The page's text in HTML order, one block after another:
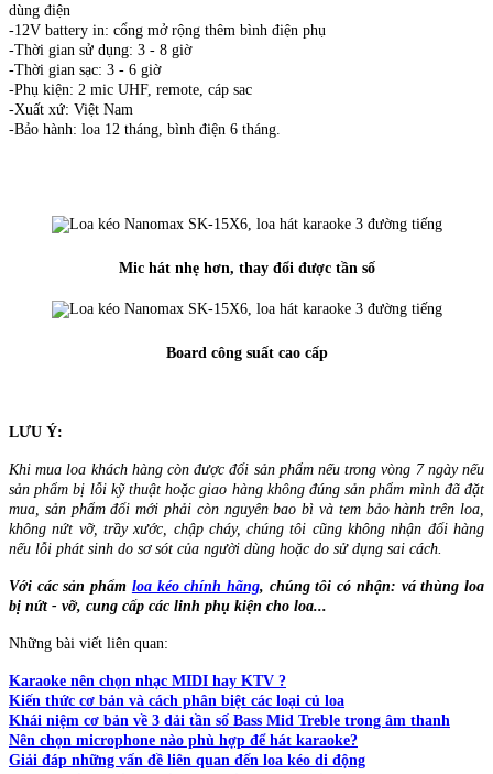
dùng điện
-12V battery in: cổng mở rộng thêm bình điện phụ
-Thời gian sử dụng: 3 - 8 giờ
-Thời gian sạc: 3 - 6 giờ
-Phụ kiện: 2 mic UHF, remote, cáp sac
-Xuất xứ: Việt Nam
-Bảo hành: loa 12 tháng, bình điện 6 tháng.
Mic hát nhẹ hơn, thay đổi được tần số
Board công suất cao cấp
LƯU Ý:
Khi mua loa khách hàng còn được đổi sản phẩm nếu trong vòng 7 ngày nếu
sản phẩm bị lỗi kỹ thuật hoặc giao hàng không đúng sản phẩm mình đã đặt
mua, sản phẩm đổi mới phải còn nguyên bao bì và tem bảo hành trên loa,
không nứt vỡ, trầy xước, chập cháy, chúng tôi cũng không nhận đổi hàng
nếu lỗi phát sinh do sơ sót của người dùng hoặc do sử dụng sai cách.
Với các sản phẩm loa kéo chính hãng, chúng tôi có nhận: vá thùng loa
bị nứt - vỡ, cung cấp các linh phụ kiện cho loa...
Những bài viết liên quan:
Karaoke nên chọn nhạc MIDI hay KTV ?
Kiến thức cơ bản và cách phân biệt các loại củ loa
Khái niệm cơ bản về 3 dải tần số Bass Mid Treble trong âm thanh
Nên chọn microphone nào phù hợp để hát karaoke?
Giải đáp những vấn đề liên quan đến loa kéo di động